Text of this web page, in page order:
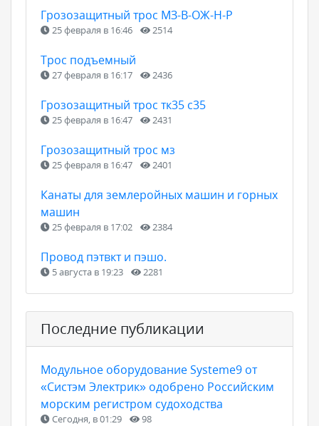
Грозозащитный трос МЗ-В-ОЖ-Н-Р
25 февраля в 16:46 2514
Трос подъемный
27 февраля в 16:17 2436
Грозозащитный трос тк35 с35
25 февраля в 16:47 2431
Грозозащитный трос мз
25 февраля в 16:47 2401
Канаты для землеройных машин и горных
машин
25 февраля в 17:02 2384
Провод пэтвкт и пэшо.
5 августа в 19:23 2281
Последние публикации
Модульное оборудование Systeme9 от
«Систэм Электрик» одобрено Российским
морским регистром судоходства
Сегодня, в 01:29 98